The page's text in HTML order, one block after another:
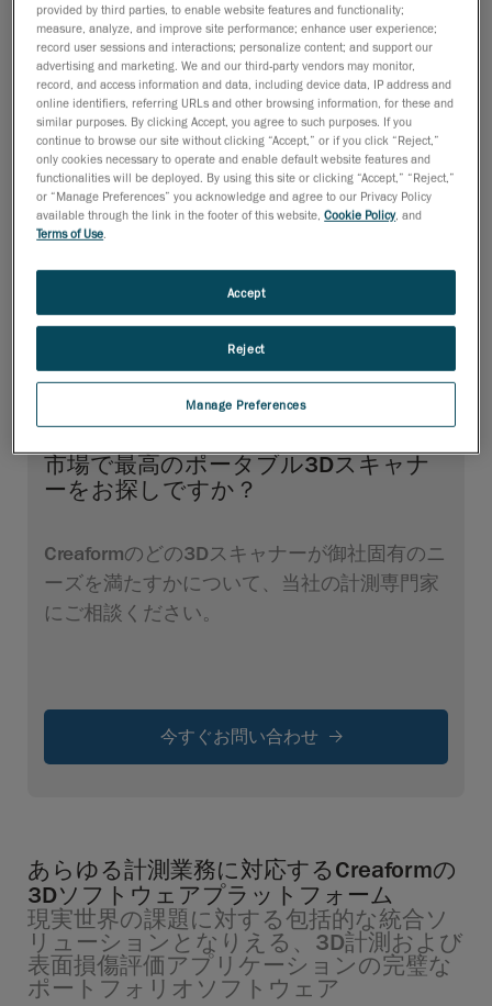
MetraSCAN 3D
0.025 mmの精度
ブルーレーザーライン46
本（追加ライン+1本）
ISO 17025認定取得
価格 valuevaluevaluevaluevalue
仕様をすべて
HandySCAN 3D EVO Series
精度: 0.020 mm
光源: レーザーライン46本
（青）
価格 valuevaluevaluevaluevalue
仕様をすべて
市場で最高のポータブル3Dスキャナ
ーをお探しですか？
Creaformのどの3Dスキャナーが御社固有のニ
ーズを満たすかについて、当社の計測専門家
にご相談ください。
今すぐお問い合わせ
あらゆる計測業務に対応するCreaformの
3Dソフトウェアプラットフォーム
現実世界の課題に対する包括的な統合ソ
リューションとなりえる、3D計測および
表面損傷評価アプリケーションの完璧な
ポートフォリオソフトウェア
provided by third parties, to enable website features and functionality;
measure, analyze, and improve site performance; enhance user experience;
record user sessions and interactions; personalize content; and support our
advertising and marketing. We and our third-party vendors may monitor,
record, and access information and data, including device data, IP address and
online identifiers, referring URLs and other browsing information, for these and
similar purposes. By clicking Accept, you agree to such purposes. If you
continue to browse our site without clicking “Accept,” or if you click “Reject,”
only cookies necessary to operate and enable default website features and
functionalities will be deployed. By using this site or clicking “Accept,” “Reject,”
or “Manage Preferences” you acknowledge and agree to our Privacy Policy
available through the link in the footer of this website,Cookie Policy, and
Terms of Use.
Manage Preferences
Reject
Accept